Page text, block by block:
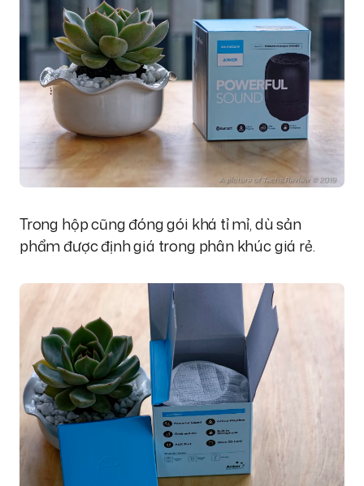
Trong hộp cũng đóng gói khá tỉ mỉ, dù sản
phẩm được định giá trong phân khúc giá rẻ.